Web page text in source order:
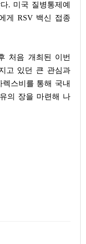
. 미국 질병통제예
게 RSV 백신 접종
처음 개최된 이번
고 있던 큰 관심과
렉스비를 통해 국내
의 장을 마련해 나